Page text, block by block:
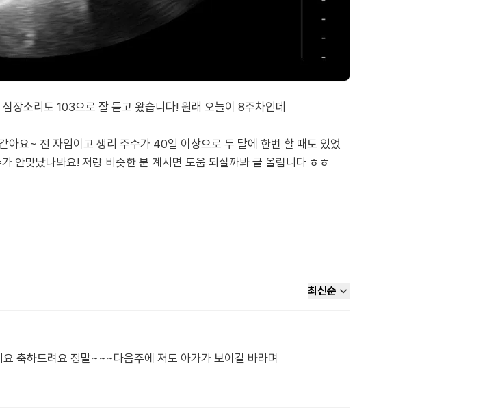
장소리도 103으로 잘 듣고 왔습니다! 원래 오늘이 8주차인데
요~ 전 자임이고 생리 주수가 40일 이상으로 두 달에 한번 할 때도 있었
안맞났나봐요! 저랑 비슷한 분 계시면 도움 되실까봐 글 올립니다 ㅎㅎ
최신순
축하드려요 정말~~~다음주에 저도 아가가 보이길 바라며